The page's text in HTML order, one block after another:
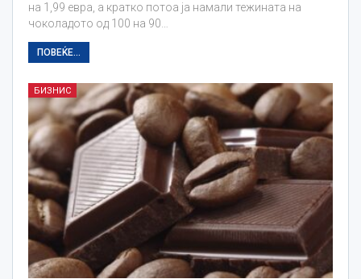
на 1,99 евра, а кратко потоа ја намали тежината на
чоколадото од 100 на 90…
ПОВЕЌЕ...
БИЗНИС